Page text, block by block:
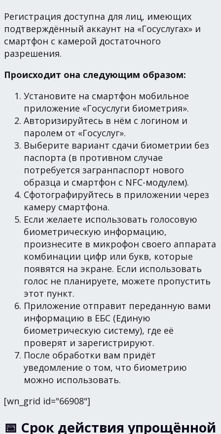
Регистрация доступна для лиц, имеющих
подтверждённый аккаунт на «Госуслугах» и
смартфон с камерой достаточного
разрешения.
Происходит она следующим образом:
Установите на смартфон мобильное
приложение «Госуслуги биометрия».
Авторизируйтесь в нём с логином и
паролем от «Госуслуг».
Выберите вариант сдачи биометрии без
паспорта (в противном случае
потребуется загранпаспорт нового
образца и смартфон с NFC-модулем).
Сфотографируйтесь в приложении через
камеру смартфона.
Если желаете использовать голосовую
биометрическую информацию,
произнесите в микрофон своего аппарата
комбинации цифр или букв, которые
появятся на экране. Если использовать
голос не планируете, можете пропустить
этот пункт.
Приложение отправит переданную вами
информацию в ЕБС (Единую
биометрическую систему), где её
проверят и зарегистрируют.
После обработки вам придёт
уведомление о том, что биометрию
можно использовать.
[wn_grid id="66908"]
📅 Срок действия упрощённой